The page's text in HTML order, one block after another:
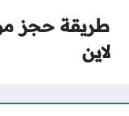
طريقة حجز
لاين